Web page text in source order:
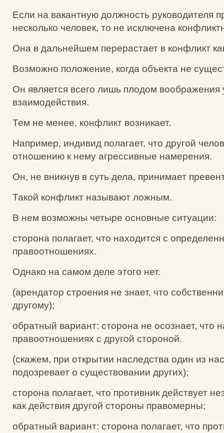
Если на вакантную должность руководителя
несколько человек, то не исключена
Она в дальнейшем перерастает в конфликт
Возможно положение, когда объекта не
Он является всего лишь плодом воображения
взаимодействия.
Тем не менее, конфликт возникает.
Например, индивид полагает, что другой
отношению к нему агрессивные намерения.
Он, не вникнув в суть дела, принимает
Такой конфликт называют ложным.
В нем возможны четыре основные ситуации:
сторона полагает, что находится с
правоотношениях.
Однако на самом деле этого нет.
(арендатор строения не знает, что
другому);
обратный вариант: сторона не осознает, что
правоотношениях с другой стороной.
(скажем, при открытии наследства один из
подозревает о существовании других);
сторона полагает, что противник действует
как действия другой стороны правомерны;
обратный вариант: сторона полагает, что